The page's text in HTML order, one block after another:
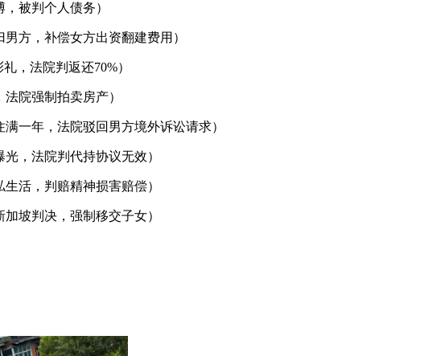
被判个人债务）
方，补偿女方出资翻建费用）
，法院判返还70%）
院强制拍卖房产）
一年，法院驳回男方境外诉讼请求）
，法院判代持协议无效）
活，判赔精神损害赔偿）
坡判决，强制移交子女）